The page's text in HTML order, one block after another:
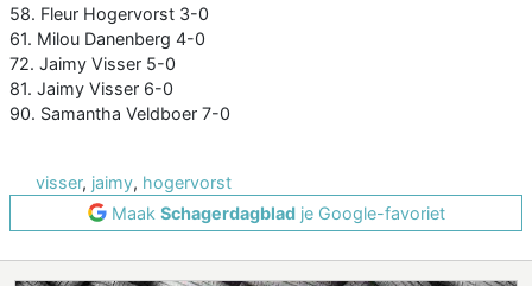
58. Fleur Hogervorst 3-0
61. Milou Danenberg 4-0
72. Jaimy Visser 5-0
81. Jaimy Visser 6-0
90. Samantha Veldboer 7-0
visser, jaimy, hogervorst
Maak Schagerdagbladje Google-favoriet